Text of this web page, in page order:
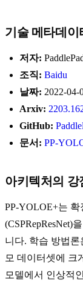
기술 메타데이
저자:
조직: Baidu
날짜: 2022-04-
Arxiv:
GitHub:
문서: PP-
아키텍처의 강
PP-YOLOE+는
(CSPRepResNet)
니다. 학습 방법론
모 데이터셋에 크
모델에서 인상적